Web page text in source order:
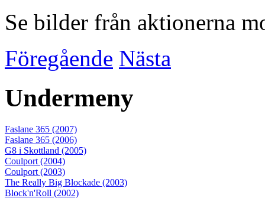
Se bilder från aktionerna
Föregående Nästa
Undermeny
Faslane 365 (2007)
Faslane 365 (2006)
G8 i Skottland (2005)
Coulport (2004)
Coulport (2003)
The Really Big Blockade (2003)
Block'n'Roll (2002)